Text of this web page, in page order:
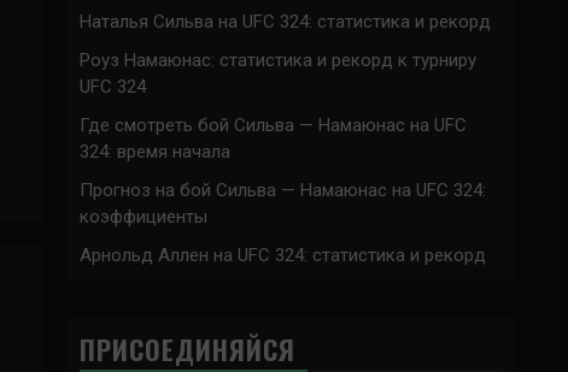
Наталья Сильва на UFC 324: статистика и рекорд
Роуз Намаюнас: статистика и рекорд к турниру
UFC 324
Где смотреть бой Сильва — Намаюнас на UFC
324: время начала
Прогноз на бой Сильва — Намаюнас на UFC 324:
коэффициенты
Арнольд Аллен на UFC 324: статистика и рекорд
ПРИСОЕДИНЯЙСЯ